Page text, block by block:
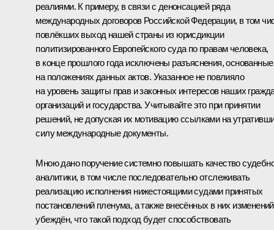
реалиями. К примеру, в связи с денонсацией ряда
международных договоров Российской Федерации, в том
повлёкших выход нашей страны из юрисдикции
политизированного Европейского суда по правам человека,
в конце прошлого года исключены разъяснения, основанные
на положениях данных актов. Указанное не повлияло
на уровень защиты прав и законных интересов наших
организаций и государства. Учитывайте это при принятии
решений, не допуская их мотивацию ссылками на
силу международные документы.
Мною дано поручение системно повышать качество
аналитики, в том числе последовательно отслеживать
реализацию исполнения нижестоящими судами принятых
постановлений пленума, а также внесённых в них
убеждён, что такой подход будет способствовать